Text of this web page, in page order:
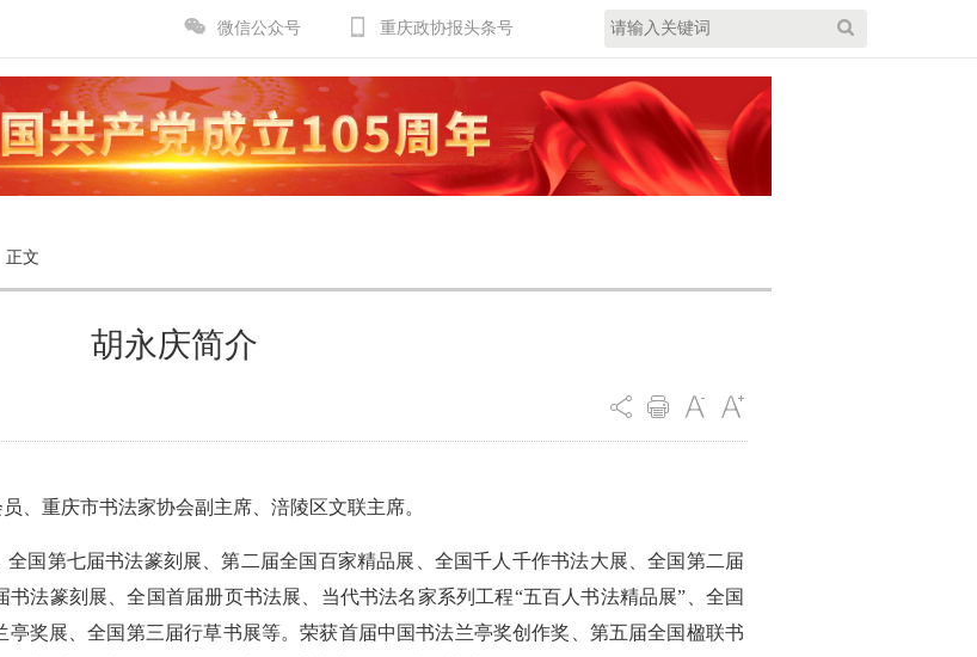
微信公众号 重庆政协报头条号
文
胡永庆简介
、重庆市书法家协会副主席、涪陵区文联主席。
国第七届书法篆刻展、第二届全国百家精品展、全国千人千作书法大展、全国第二届
法篆刻展、全国首届册页书法展、当代书法名家系列工程“五百人书法精品展”、全国
奖展、全国第三届行草书展等。荣获首届中国书法兰亭奖创作奖、第五届全国楹联书